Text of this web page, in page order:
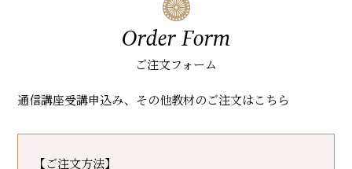
Order Form
ご注文フォーム
通信講座受講申込み、その他教材のご注文はこちら
【ご注文方法】